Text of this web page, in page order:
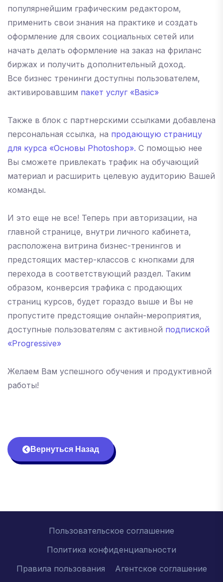
популярнейшим графическим редактором,
применить свои знания на практике и создать
оформление для своих социальных сетей или
начать делать оформление на заказ на фриланс
биржах и получить дополнительный доход.
Все бизнес тренинги доступны пользователем,
активировавшим пакет услуг «Basic»
Также в блок с партнерскими ссылками добавлена
персональная ссылка, на продающую страницу
для курса «Основы Photoshop». С помощью нее
Вы сможете привлекать трафик на обучающий
материал и расширить целевую аудиторию Вашей
команды.
И это еще не все! Теперь при авторизации, на
главной странице, внутри личного кабинета,
расположена витрина бизнес-тренингов и
предстоящих мастер-классов с кнопками для
перехода в соответствующий раздел. Таким
образом, конверсия трафика с продающих
страниц курсов, будет гораздо выше и Вы не
пропустите предстоящие онлайн-мероприятия,
доступные пользователям с активной подпиской
«Progressive»
Желаем Вам успешного обучения и продуктивной
работы!
Вернуться Назад
Пользовательское соглашение
Политика конфиденциальности
Правила пользования
Агентское соглашение